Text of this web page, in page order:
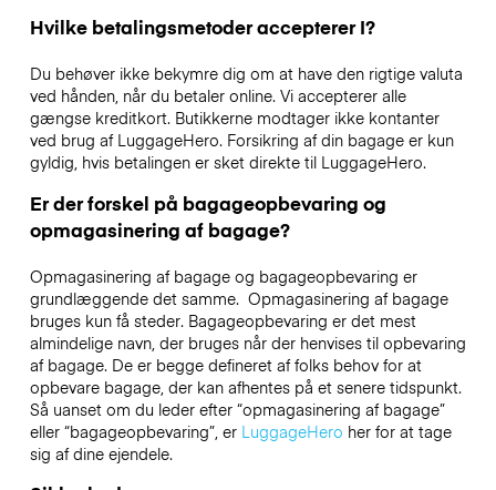
Hvilke betalingsmetoder accepterer I?
Du behøver ikke bekymre dig om at have den rigtige valuta
ved hånden, når du betaler online. Vi accepterer alle
gængse kreditkort. Butikkerne modtager ikke kontanter
ved brug af LuggageHero. Forsikring af din bagage er kun
gyldig, hvis betalingen er sket direkte til LuggageHero.
Er der forskel på bagageopbevaring og
opmagasinering af bagage?
Opmagasinering af bagage og bagageopbevaring er
grundlæggende det samme. Opmagasinering af bagage
bruges kun få steder. Bagageopbevaring er det mest
almindelige navn, der bruges når der henvises til opbevaring
af bagage. De er begge defineret af folks behov for at
opbevare bagage, der kan afhentes på et senere tidspunkt.
Så uanset om du leder efter “opmagasinering af bagage”
eller “bagageopbevaring”, erLuggageHero her for at tage
sig af dine ejendele.